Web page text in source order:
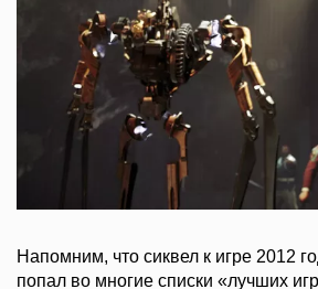
Напомним, что сиквел к игре 2012
попал во многие списки «лучших